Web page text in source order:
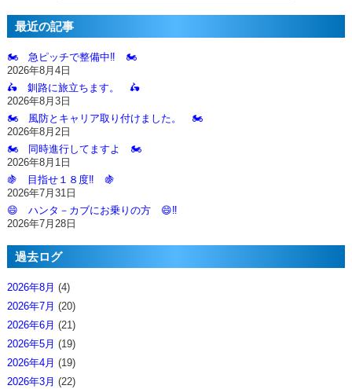
最近の記事
🏍️ 急ピッチで整備中‼️ 🏍️
2026年8月4日
🛵 釧路に旅立ちます。 🛵
2026年8月3日
🏍️ 風防とキャリア取り付けました。 🏍️
2026年8月2日
🏍️ 同時進行してますよ 🏍️
2026年8月1日
🍇 目指せ１８度‼️ 🍇
2026年7月31日
😄 ハンタ－カブにお乗りの方 😄‼️
2026年7月28日
過去ログ
2026年8月 (4)
2026年7月 (20)
2026年6月 (21)
2026年5月 (19)
2026年4月 (19)
2026年3月 (22)